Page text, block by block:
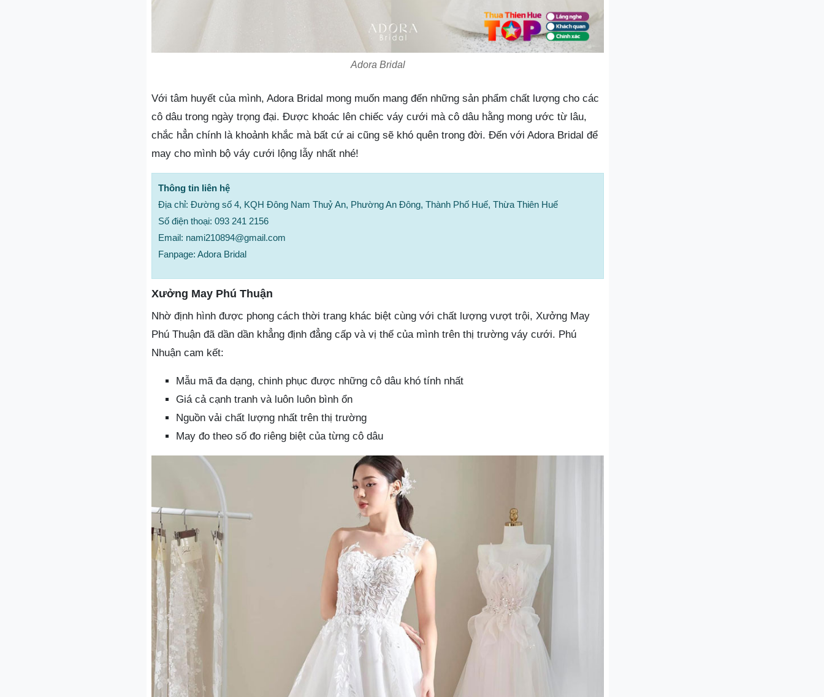
Adora Bridal
Với tâm huyết của mình, Adora Bridal mong muốn mang đến những sản phẩm chất lượng cho các
cô dâu trong ngày trọng đại. Được khoác lên chiếc váy cưới mà cô dâu hằng mong ước từ lâu,
chắc hẳn chính là khoảnh khắc mà bất cứ ai cũng sẽ khó quên trong đời. Đến với Adora Bridal để
may cho mình bộ váy cưới lộng lẫy nhất nhé!
Thông tin liên hệ
Địa chỉ: Đường số 4, KQH Đông Nam Thuỷ An, Phường An Đông, Thành Phố Huế, Thừa Thiên Huế
Số điện thoại: 093 241 2156
Email: nami210894@gmail.com
Fanpage: Adora Bridal
Xưởng May Phú Thuận
Nhờ định hình được phong cách thời trang khác biệt cùng với chất lượng vượt trội, Xưởng May
Phú Thuận đã dần dần khẳng định đẳng cấp và vị thế của mình trên thị trường váy cưới. Phú
Nhuận cam kết:
Mẫu mã đa dạng, chinh phục được những cô dâu khó tính nhất
Giá cả cạnh tranh và luôn luôn bình ổn
Nguồn vải chất lượng nhất trên thị trường
May đo theo số đo riêng biệt của từng cô dâu